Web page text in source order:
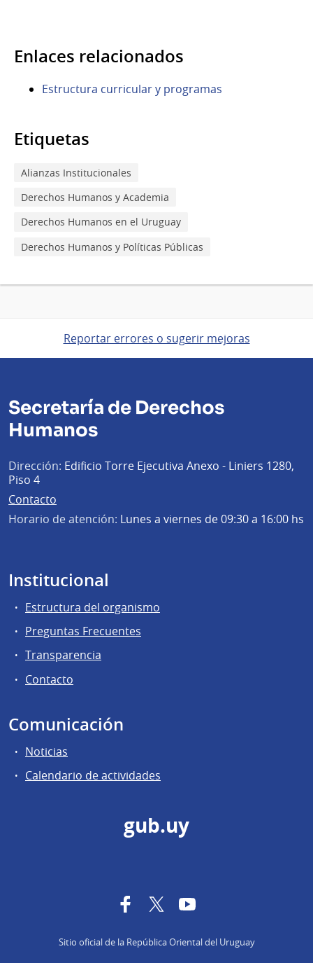
Enlaces relacionados
Estructura curricular y programas
Etiquetas
Alianzas Institucionales
Derechos Humanos y Academia
Derechos Humanos en el Uruguay
Derechos Humanos y Políticas Públicas
Reportar errores o sugerir mejoras
Secretaría de Derechos
Humanos
Dirección: Edificio Torre Ejecutiva Anexo - Liniers 1280,
Piso 4
Contacto
Horario de atención: Lunes a viernes de 09:30 a 16:00 hs
Institucional
Estructura del organismo
Preguntas Frecuentes
Transparencia
Contacto
Comunicación
Noticias
Calendario de actividades
gub.uy
FacebookTwitterYouTube
Sitio oficial de la República Oriental del Uruguay